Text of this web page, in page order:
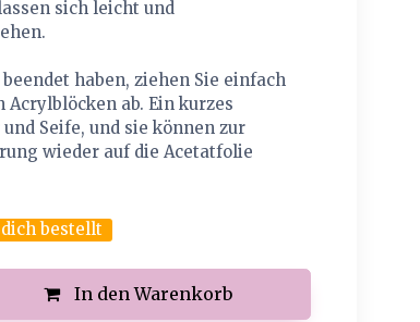
sich leicht und
haben, ziehen Sie einfach
Acrylblöcken ab. Ein kurzes
Seife, und sie können zur
wieder auf die Acetatfolie
bestellt
In den Warenkorb